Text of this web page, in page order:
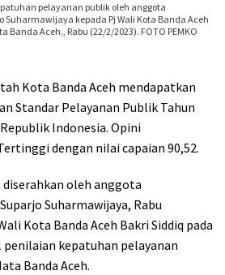
pelayanan publik oleh anggota
Suharmawijaya kepada Pj Wali Kota Banda Aceh
Banda Aceh., Rabu (22/2/2023). FOTO PEMKO
Kota Banda Aceh mendapatkan
Standar Pelayanan Publik Tahun
Indonesia. Opini
dengan nilai capaian 90,52.
oleh anggota
Suharmawijaya, Rabu
Kota Banda Aceh Bakri Siddiq pada
penilaian kepatuhan pelayanan
Banda Aceh.